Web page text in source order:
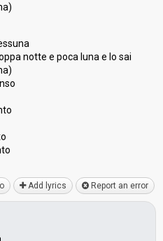
notte e poca luna e lo sai
Add lyrics Report an error